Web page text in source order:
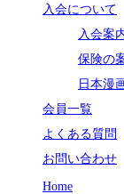
入会について
入会案
保険の
日本漫
会員一覧
よくある質問
お問い合わせ
Home